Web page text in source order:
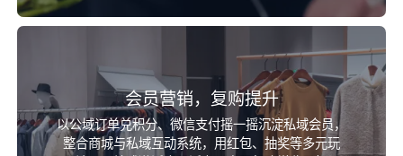
会员营销，复购提升
以公域订单兑积分、微信支付摇一摇沉淀私域会员，
整合商城与私域互动系统，用红包、抽奖等多元玩